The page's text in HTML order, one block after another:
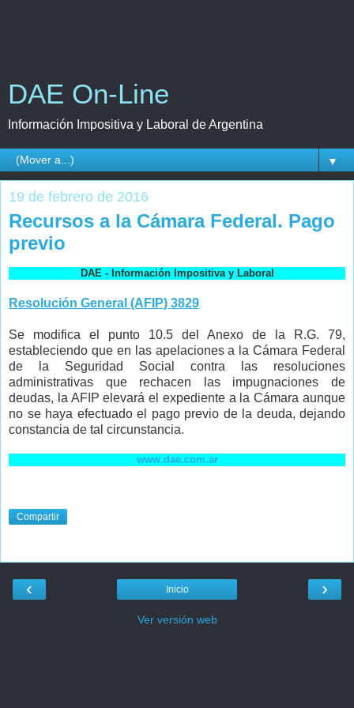
DAE On-Line
Información Impositiva y Laboral de Argentina
▼
19 de febrero de 2016
Recursos a la Cámara Federal. Pago
previo
DAE - Información Impositiva y Laboral
Resolución General (AFIP) 3829
Se modifica el punto 10.5 del Anexo de la R.G. 79,
estableciendo que en las apelaciones a la Cámara Federal
de la Seguridad Social contra las resoluciones
administrativas que rechacen las impugnaciones de
deudas, la AFIP elevará el expediente a la Cámara aunque
no se haya efectuado el pago previo de la deuda, dejando
constancia de tal circunstancia.
www.dae.com.ar
Compartir
‹ ›
Inicio
Ver versión web